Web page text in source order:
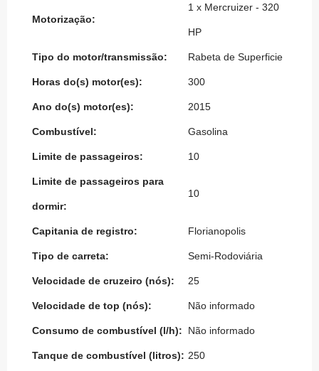
Motorização:
1 x Mercruizer - 320
HP
Tipo do motor/transmissão: Rabeta de Superficie
Horas do(s) motor(es): 300
Ano do(s) motor(es): 2015
Combustível: Gasolina
Limite de passageiros: 10
Limite de passageiros para
dormir:
10
Capitania de registro: Florianopolis
Tipo de carreta: Semi-Rodoviária
Velocidade de cruzeiro (nós): 25
Velocidade de top (nós): Não informado
Consumo de combustível (l/h): Não informado
Tanque de combustível (litros): 250